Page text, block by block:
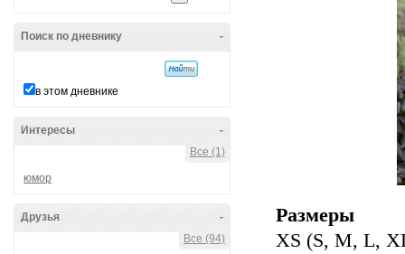
-
Поиск по дневнику
в этом дневнике
-
Интересы
Все (1)
юмор
-
Друзья
Все (94)
Размеры
XS (S, M, L,